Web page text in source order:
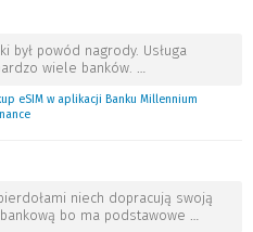
był powód nagrody. Usługa
wiele banków.
eSIM w aplikacji Banku Millennium
niech dopracują swoją
bo ma podstawowe